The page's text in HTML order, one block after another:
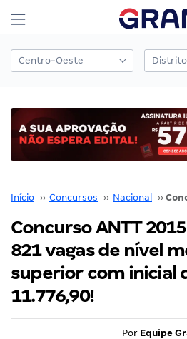
Início ›› Concursos ›› Nacional ››
Concurso ANTT
821 vagas de nível
superior com inicial
11.776,90!
Por Equipe